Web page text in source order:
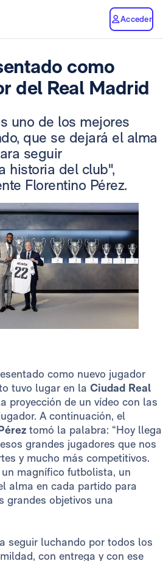
Acceder
como
del Real Madrid
uno de los mejores
que se dejará el alma
seguir
historia del club",
Florentino Pérez.
como nuevo jugador
tuvo lugar en la Ciudad Real
proyección de un vídeo con las
A continuación, el
tomó la palabra: “Hoy llega
grandes jugadores que nos
y mucho más competitivos.
magnífico futbolista, un
alma en cada partido para
grandes objetivos una
seguir luchando por todos los
con entrega y con ese